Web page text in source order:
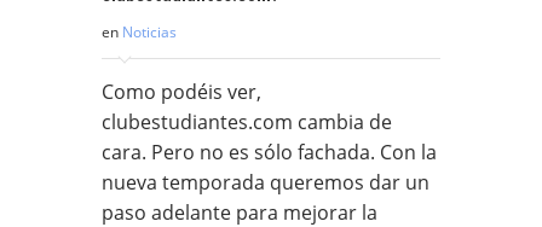
en Noticias
Como podéis ver,
clubestudiantes.com cambia de
cara. Pero no es sólo fachada. Con la
nueva temporada queremos dar un
paso adelante para mejorar la